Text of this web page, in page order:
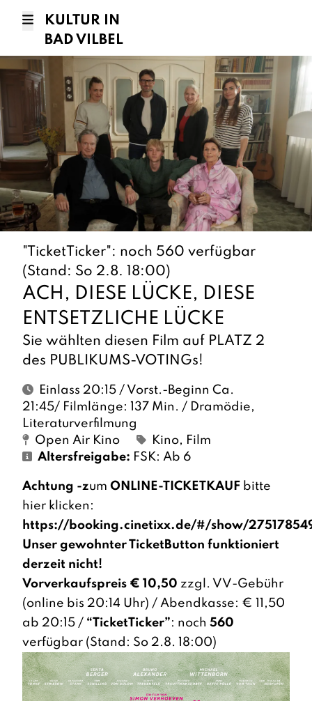
KULTUR IN
BAD VILBEL
"TicketTicker": noch 560 verfügbar
(Stand: So 2.8. 18:00)
ACH, DIESE LÜCKE, DIESE
ENTSETZLICHE LÜCKE
Sie wählten diesen Film auf PLATZ 2
des PUBLIKUMS-VOTINGs!
Einlass 20:15 / Vorst.-Beginn Ca.
21:45/ Filmlänge: 137 Min. / Dramödie,
Literaturverfilmung
Open Air Kino
Kino, Film
Altersfreigabe: FSK: Ab 6
Achtung -zum ONLINE-TICKETKAUF bitte
hier klicken:
https://booking.cinetixx.de/#/show/
Unser gewohnter TicketButton funktioniert
derzeit nicht!
Vorverkaufspreis € 10,50 zzgl. VV-Gebühr
(online bis 20:14 Uhr) / Abendkasse: € 11,50
ab 20:15 / “TicketTicker”: noch 560
verfügbar (Stand: So 2.8. 18:00)